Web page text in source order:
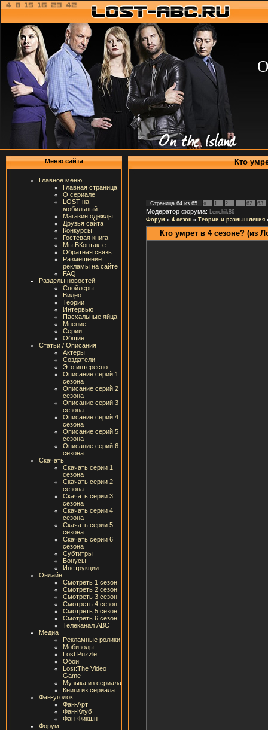
Меню сайта
Главное меню
Главная страница
О сериале
LOST на
мобильный
Магазин одежды
Друзья сайта
Конкурсы
Гостевая книга
Мы ВКонтакте
Обратная связь
Размещение
рекламы на сайте
FAQ
Разделы новостей
Спойлеры
Видео
Теории
Интервью
Пасхальные яйца
Мнение
Серии
Общие
Статьи / Описания
Актеры
Создатели
Это интересно
Описание серий 1
сезона
Описание серий 2
сезона
Описание серий 3
сезона
Описание серий 4
сезона
Описание серий 5
сезона
Описание серий 6
сезона
Скачать
Скачать серии 1
сезона
Скачать серии 2
сезона
Скачать серии 3
сезона
Скачать серии 4
сезона
Скачать серии 5
сезона
Скачать серии 6
сезона
Субтитры
Бонусы
Инструкции
Онлайн
Смотреть 1 сезон
Смотреть 2 сезон
Смотреть 3 сезон
Смотреть 4 сезон
Смотреть 5 сезон
Смотреть 6 сезон
Телеканал ABC
Медиа
Рекламные ролики
Мобизоды
Lost Puzzle
Обои
Lost:The Video
Game
Музыка из сериала
Книги из сериала
Фан-уголок
Фан-Арт
Фан-Клуб
Фан-Фикшн
Форум
Кто
Страница 64 из 65 « 1 2 62 63
Модератор форума:
Lenchik86
Форум » 4 сезон » Теории и размышления
Кто умрет в 4 сезоне? (из